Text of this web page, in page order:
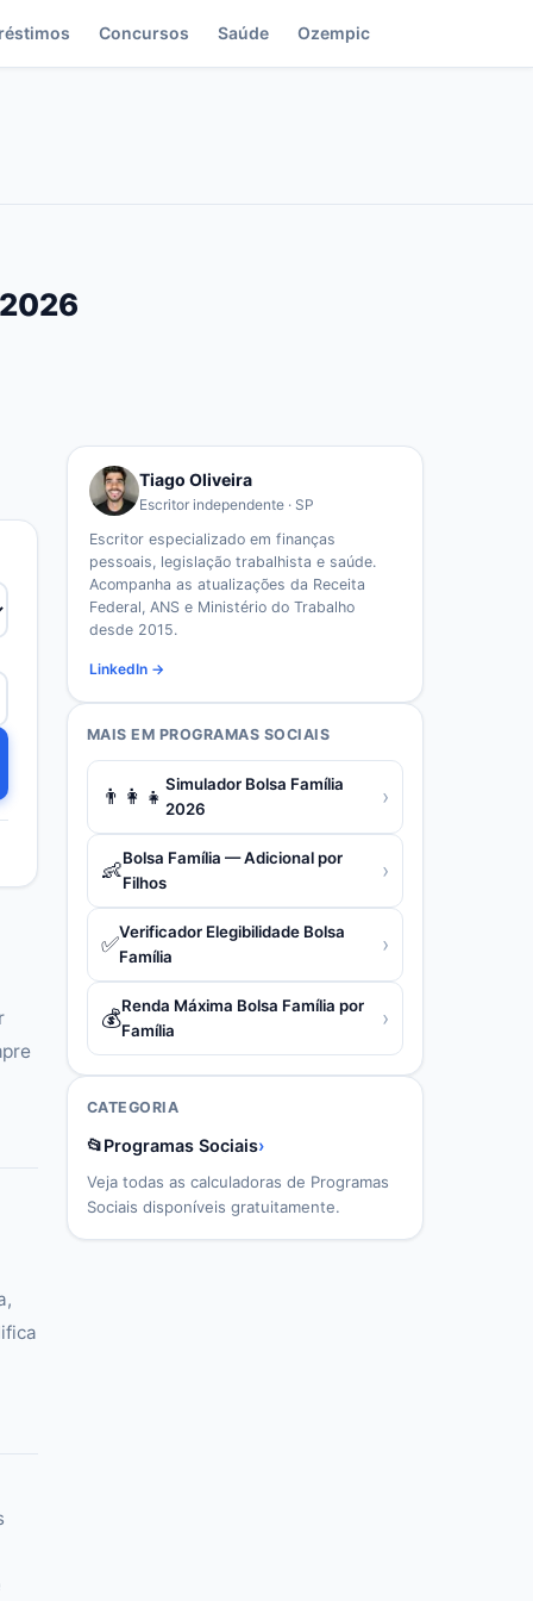
Concursos Saúde Ozempic
Tiago Oliveira
Escritor independente · SP
Escritor especializado em finanças
pessoais, legislação trabalhista e saúde.
Acompanha as atualizações da Receita
Federal, ANS e Ministério do Trabalho
desde 2015.
LinkedIn →
MAIS EM PROGRAMAS SOCIAIS
👨‍👩‍👧 Simulador Bolsa Família
2026
›
👶Bolsa Família — Adicional por
Filhos
›
✅Verificador Elegibilidade Bolsa
Família
›
💰Renda Máxima Bolsa Família por
Família
›
CATEGORIA
📂Programas Sociais›
Veja todas as calculadoras de Programas
Sociais disponíveis gratuitamente.